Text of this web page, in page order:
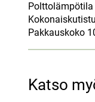
Polttolämpötila
Pakkauskoko
Katso